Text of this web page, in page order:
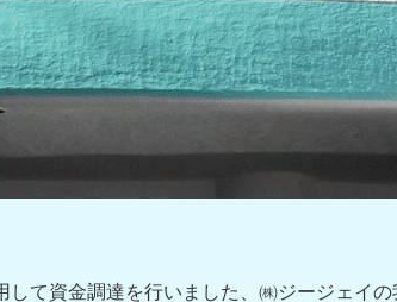
して資金調達を行いました、㈱ジージェイ